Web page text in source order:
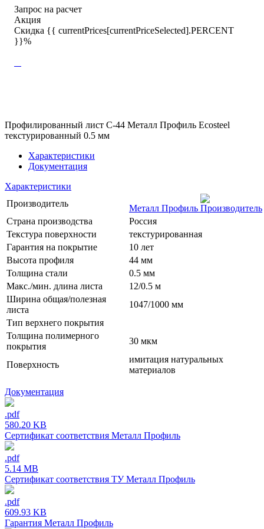
Запрос на расчет
Акция
Скидка {{ currentPrices[currentPriceSelected].PERCENT
}}%
Профилированный лист С-44 Металл Профиль Ecosteel
текстурированный 0.5 мм
Характеристики
Документация
Характеристики
Производитель
Металл Профиль
Страна производства
Россия
Текстура поверхности
текстурированная
Гарантия на покрытие
10 лет
Высота профиля
44 мм
Толщина стали
0.5 мм
Макс./мин. длина листа
12/0.5 м
Ширина общая/полезная
листа
1047/1000 мм
Тип верхнего покрытия
Толщина полимерного
покрытия
30 мкм
Поверхность
имитация натуральных
материалов
Документация
.pdf
580.20 KB
Сертификат соответствия Металл Профиль
.pdf
5.14 MB
Сертификат соответствия ТУ Металл Профиль
.pdf
609.93 KB
Гарантия Металл Профиль